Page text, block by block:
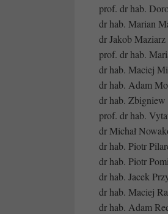
prof. dr hab.
dr hab. Marian
dr Jakob Maziarz
prof. dr hab.
dr hab. Maciej
dr hab. Adam
dr hab.
prof. dr hab.
dr Michał
dr hab. Piotr
dr hab. Piotr
dr hab. Jacek
dr hab. Maciej
dr hab. Adam